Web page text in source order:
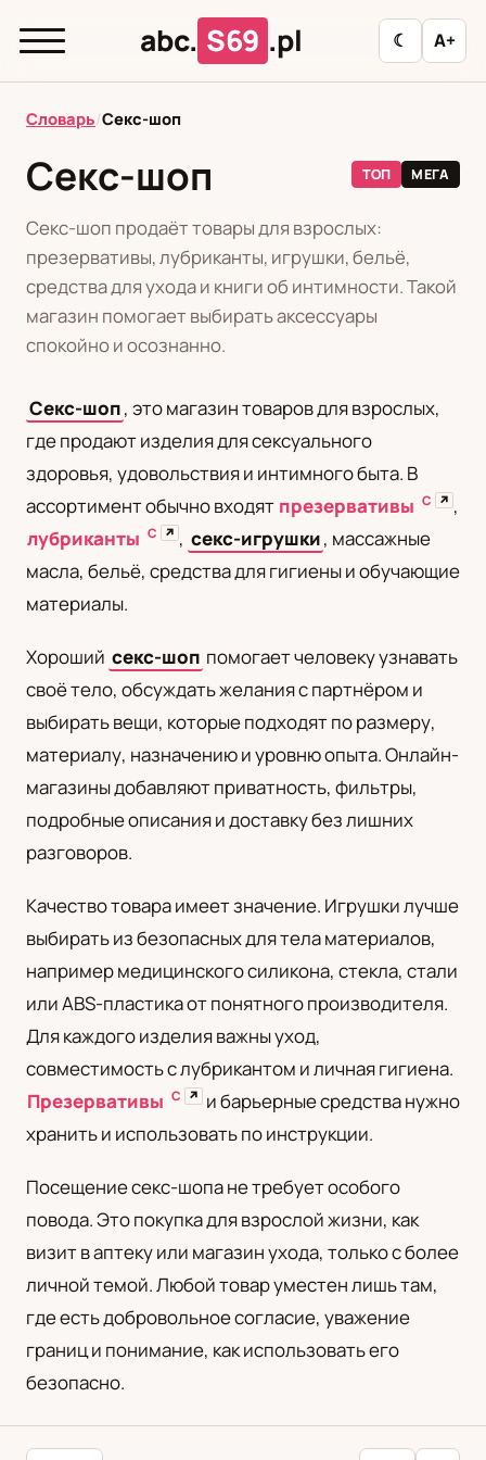
abc. S69 .pl ☾ A+
abc.
Л
М Н О П Р С Т
У
Ф
Ц Ш Э
Polski Русский
Українська
Словарь/Секс-шоп
Секс-шоп ТОП МЕГА
Секс-шоп продаёт товары для взрослых:
презервативы, лубриканты, игрушки, бельё,
средства для ухода и книги об интимности. Такой
магазин помогает выбирать аксессуары
спокойно и осознанно.
Секс-шоп, это магазин товаров для взрослых,
где продают изделия для сексуального
здоровья, удовольствия и интимного быта. В
ассортимент обычно входят презервативы С ↗ ,
лубриканты С ↗ , секс-игрушки, массажные
масла, бельё, средства для гигиены и обучающие
материалы.
Хороший секс-шоп помогает человеку узнавать
своё тело, обсуждать желания с партнёром и
выбирать вещи, которые подходят по размеру,
материалу, назначению и уровню опыта. Онлайн-
магазины добавляют приватность, фильтры,
подробные описания и доставку без лишних
разговоров.
Качество товара имеет значение. Игрушки лучше
выбирать из безопасных для тела материалов,
например медицинского силикона, стекла, стали
или ABS-пластика от понятного производителя.
Для каждого изделия важны уход,
совместимость с лубрикантом и личная гигиена.
Презервативы С ↗ и барьерные средства нужно
хранить и использовать по инструкции.
Посещение секс-шопа не требует особого
повода. Это покупка для взрослой жизни, как
визит в аптеку или магазин ухода, только с более
личной темой. Любой товар уместен лишь там,
где есть добровольное согласие, уважение
границ и понимание, как использовать его
безопасно.